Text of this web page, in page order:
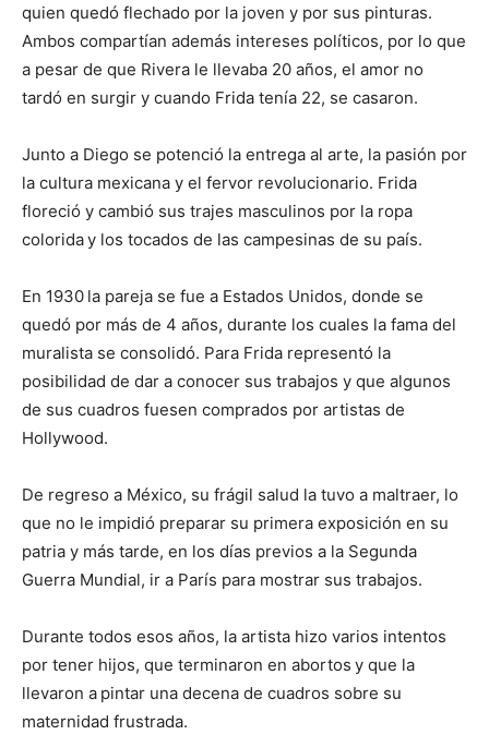
quien quedó flechado por la joven y por sus pinturas.
Ambos compartían además intereses políticos, por lo que
a pesar de que Rivera le llevaba 20 años, el amor no
tardó en surgir y cuando Frida tenía 22, se casaron.
Junto a Diego se potenció la entrega al arte, la pasión por
la cultura mexicana y el fervor revolucionario. Frida
floreció y cambió sus trajes masculinos por la ropa
coloriday los tocados de las campesinas de su país.
En 1930 la pareja se fue a Estados Unidos, donde se
quedó por más de 4 años, durante los cuales la fama del
muralista se consolidó. Para Frida representó la
posibilidad de dar a conocer sus trabajos y que algunos
de sus cuadros fuesen comprados por artistas de
Hollywood.
De regreso a México, su frágil salud la tuvo a maltraer, lo
que no le impidió preparar su primera exposición en su
patria y más tarde, en los días previos a la Segunda
Guerra Mundial, ir a París para mostrar sus trabajos.
Durante todos esos años, la artista hizo varios intentos
por tener hijos, que terminaron en abortos y que la
llevaron a pintar una decena de cuadros sobre su
maternidad frustrada.